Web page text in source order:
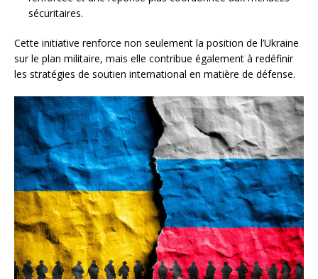
sécuritaires.
Cette initiative renforce non seulement la position de l’Ukraine
sur le plan militaire, mais elle contribue également à redéfinir
les stratégies de soutien international en matière de défense.